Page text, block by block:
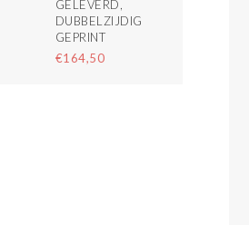
GELEVERD,
DUBBELZIJDIG
GEPRINT
€164,50